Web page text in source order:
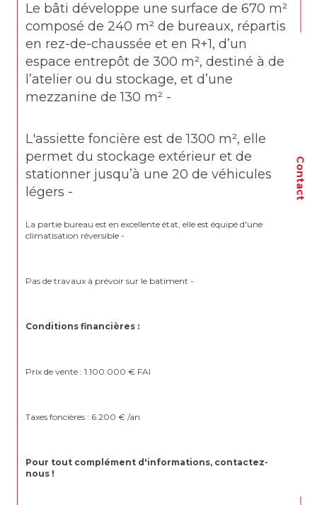
Contact
Le bâti développe une surface de 670 m²
composé de 240 m² de bureaux, répartis
en rez-de-chaussée et en R+1, d’un
espace entrepôt de 300 m², destiné à de
l’atelier ou du stockage, et d’une
mezzanine de 130 m² -
L'assiette foncière est de 1300 m², elle
permet du stockage extérieur et de
stationner jusqu’à une 20 de véhicules
légers -
La partie bureau est en excellente état, elle est équipé d'une
climatisation réversible -
Pas de travaux à prévoir sur le batiment -
Conditions financières :
Prix de vente : 1.100.000 € FAI
Taxes foncières : 6.200 € /an
Pour tout complément d'informations, contactez-
nous !